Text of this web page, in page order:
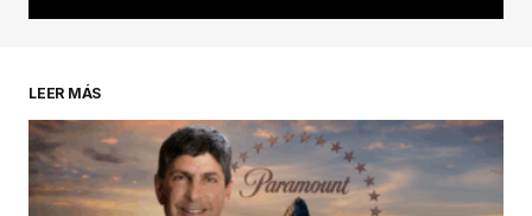
LEER MÁS